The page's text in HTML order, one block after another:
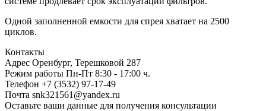
Одной заполненной емкости для спрея хватает на 2500
циклов.
Контакты
Адрес Оренбург, Терешковой 287
Режим работы Пн-Пт 8:30 - 17:00 ч.
Телефон +7 (3532) 97-17-49
Почта snk321561@yandex.ru
Оставьте ваши данные для получения консультации